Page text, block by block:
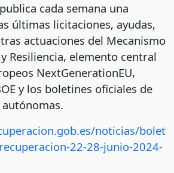
cada semana una
últimas licitaciones, ayudas,
actuaciones del Mecanismo
Resiliencia, elemento central
NextGenerationEU,
y los boletines oficiales de
noticias/bolet
22-28-junio-2024-